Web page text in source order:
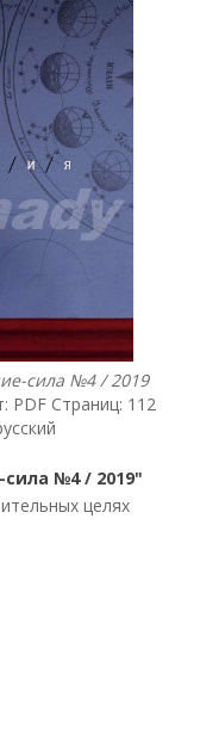
сила №4 / 2019
PDF Страниц: 112
№4 / 2019"
целях